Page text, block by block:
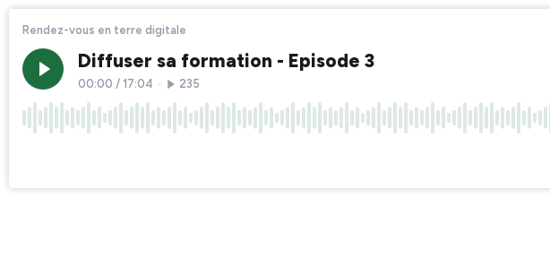
Rendez-vous en terre digitale
Diffuser sa formation - Episode 3
00:00 /17:04 235